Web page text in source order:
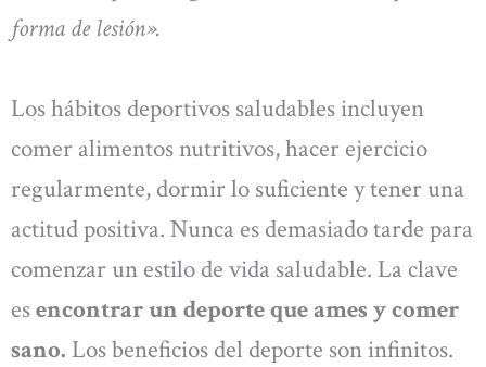
forma de lesión».
Los hábitos deportivos saludables incluyen
comer alimentos nutritivos, hacer ejercicio
regularmente, dormir lo suficiente y tener una
actitud positiva. Nunca es demasiado tarde para
comenzar un estilo de vida saludable. La clave
esencontrar un deporte que ames y comer
sano. Los beneficios del deporte son infinitos.